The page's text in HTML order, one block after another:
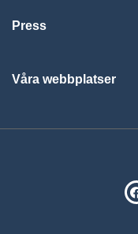
Press
Våra webbplatser